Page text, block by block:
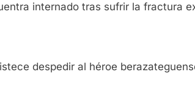
internado tras sufrir la fractura
despedir al héroe